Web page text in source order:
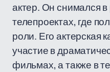
актер. Он снимался
телепроектах, где
роли. Его актерская
участие в
фильмах, а также в